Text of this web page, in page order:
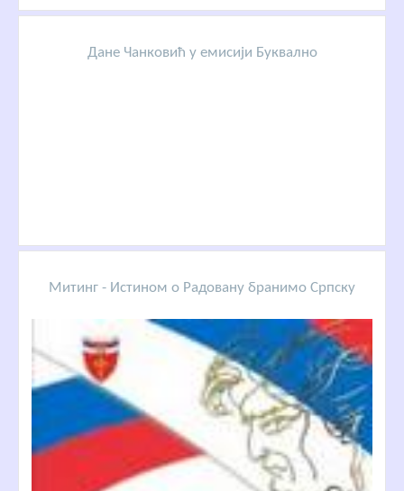
Дане Чанковић у емисији Буквално
Митинг - Истином о Радовану бранимо Српску